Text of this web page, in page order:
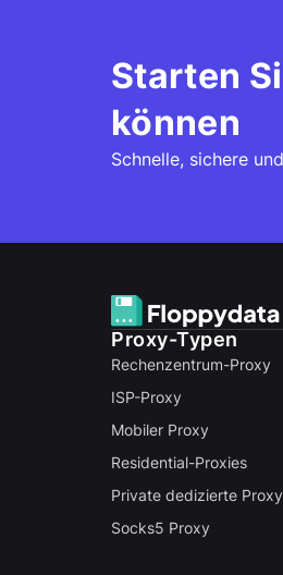
Starten
können
Schnelle, sichere
Proxy-Typen
Rechenzentrum-Proxy
ISP-Proxy
Mobiler Proxy
Residential-Proxies
Private dedizierte
Socks5 Proxy